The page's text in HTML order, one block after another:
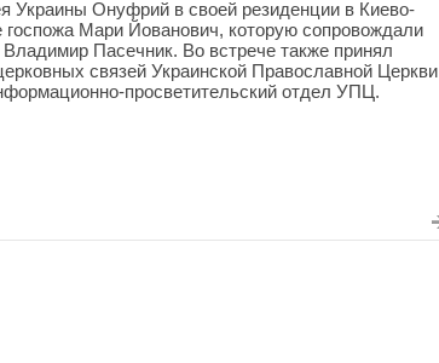
Украины Онуфрий в своей резиденции в Киево-
Мари Йованович, которую сопровождали
Пасечник. Во встрече также принял
связей Украинской Православной Церкви
просветительский отдел УПЦ.